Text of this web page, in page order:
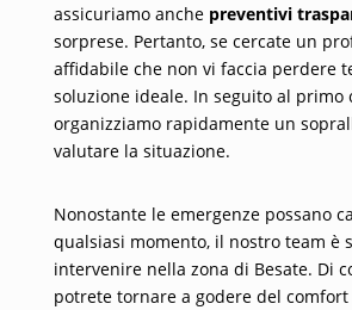
assicuriamo anche preventivi
sorprese. Pertanto, se cercate un
affidabile che non vi faccia perdere
soluzione ideale. In seguito al primo
organizziamo rapidamente un
valutare la situazione.
Nonostante le emergenze possano
qualsiasi momento, il nostro team è
intervenire nella zona di Besate. Di
potrete tornare a godere del comfort